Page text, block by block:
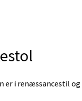
er i renæssancestil og